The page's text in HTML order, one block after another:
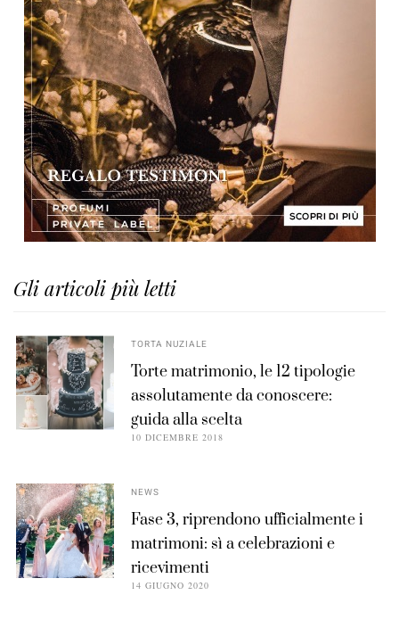
Gli articoli più letti
TORTA NUZIALE
Torte matrimonio, le 12 tipologie
assolutamente da conoscere:
guida alla scelta
10 DICEMBRE 2018
NEWS
Fase 3, riprendono ufficialmente i
matrimoni: sì a celebrazioni e
ricevimenti
14 GIUGNO 2020